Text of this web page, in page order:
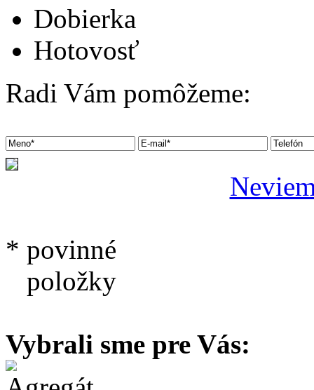
Dobierka
Hotovosť
Radi Vám pomôžeme:
* povinné
položky
Vybrali sme pre Vás: